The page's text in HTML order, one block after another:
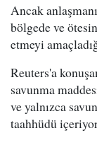
Ancak
bölgede ve
etmeyi
Reuters'a
savunma
ve yalnızca
taahhüdü